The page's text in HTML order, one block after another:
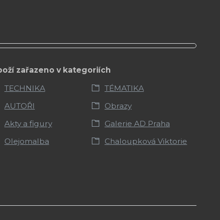
zařazeno v kategoriích
TECHNIKA
TÉMATIKA
AUTOŘI
Obrazy
Akty a figury
Galerie AD Praha
Olejomalba
Chaloupková Viktorie